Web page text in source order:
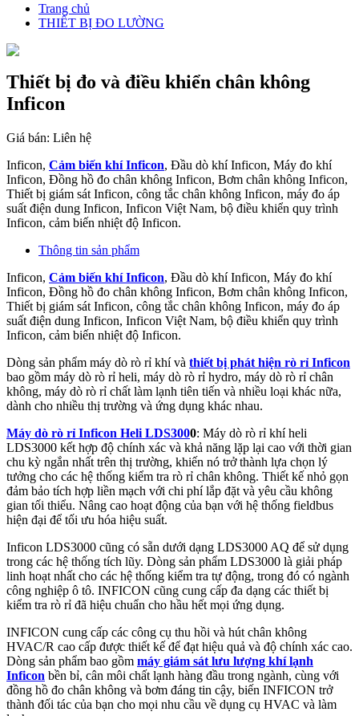
Trang chủ
THIẾT BỊ ĐO LƯỜNG
Thiết bị đo và điều khiển chân không
Inficon
Giá bán: Liên hệ
Inficon, Cảm biến khí Inficon, Đầu dò khí Inficon, Máy đo khí
Inficon, Đồng hồ đo chân không Inficon, Bơm chân không Inficon,
Thiết bị giám sát Inficon, công tắc chân không Inficon, máy đo áp
suất điện dung Inficon, Inficon Việt Nam, bộ điều khiển quy trình
Inficon, cảm biến nhiệt độ Inficon.
Thông tin sản phẩm
Inficon, Cảm biến khí Inficon, Đầu dò khí Inficon, Máy đo khí
Inficon, Đồng hồ đo chân không Inficon, Bơm chân không Inficon,
Thiết bị giám sát Inficon, công tắc chân không Inficon, máy đo áp
suất điện dung Inficon, Inficon Việt Nam, bộ điều khiển quy trình
Inficon, cảm biến nhiệt độ Inficon.
Dòng sản phẩm máy dò rò rỉ khí và thiết bị phát hiện rò rỉ Inficon
bao gồm máy dò rò rỉ heli, máy dò rò rỉ hydro, máy dò rò rỉ chân
không, máy dò rò rỉ chất làm lạnh tiên tiến và nhiều loại khác nữa,
dành cho nhiều thị trường và ứng dụng khác nhau.
Máy dò rò rỉ Inficon Heli LDS3000: Máy dò rò rỉ khí heli
LDS3000 kết hợp độ chính xác và khả năng lặp lại cao với thời gian
chu kỳ ngắn nhất trên thị trường, khiến nó trở thành lựa chọn lý
tưởng cho các hệ thống kiểm tra rò rỉ chân không. Thiết kế nhỏ gọn
đảm bảo tích hợp liền mạch với chi phí lắp đặt và yêu cầu không
gian tối thiểu. Nâng cao hoạt động của bạn với hệ thống fieldbus
hiện đại để tối ưu hóa hiệu suất.
Inficon LDS3000 cũng có sẵn dưới dạng LDS3000 AQ để sử dụng
trong các hệ thống tích lũy. Dòng sản phẩm LDS3000 là giải pháp
linh hoạt nhất cho các hệ thống kiểm tra tự động, trong đó có ngành
công nghiệp ô tô. INFICON cũng cung cấp đa dạng các thiết bị
kiểm tra rò rỉ đã hiệu chuẩn cho hầu hết mọi ứng dụng.
INFICON cung cấp các công cụ thu hồi và hút chân không
HVAC/R cao cấp được thiết kế để đạt hiệu quả và độ chính xác cao.
Dòng sản phẩm bao gồm máy giám sát lưu lượng khí lạnh
Inficon bền bỉ, cân môi chất lạnh hàng đầu trong ngành, cùng với
đồng hồ đo chân không và bơm đáng tin cậy, biến INFICON trở
thành đối tác của bạn cho mọi nhu cầu về dụng cụ HVAC và làm